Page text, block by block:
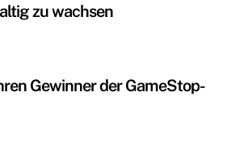
zu wachsen
Gewinner der GameStop-